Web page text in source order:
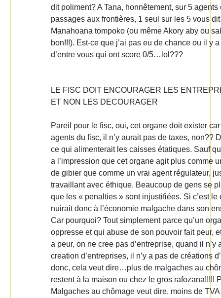
dit poliment? A Tana, honnêtement, sur 5 agents
passages aux frontières, 1 seul sur les 5 vous dit
Manahoana tompoko (ou même Akory aby ou
bon!!!). Est-ce que j’ai pas eu de chance ou il y
d’entre vous qui ont score 0/5…lol???
LE FISC DOIT ENCOURAGER LES
ET NON LES DECOURAGER
Pareil pour le fisc, oui, cet organe doit exister
agents du fisc, il n’y aurait pas de taxes, non??
ce qui alimenterait les caisses étatiques. Sauf
a l’impression que cet organe agit plus comme
de gibier que comme un vrai agent régulateur,
travaillant avec éthique. Beaucoup de gens se
que les « penalties » sont injustifiées. Si c’est le
nuirait donc à l’économie malgache dans son
Car pourquoi? Tout simplement parce qu’un
oppresse et qui abuse de son pouvoir fait peur,
a peur, on ne cree pas d’entreprise, quand il n’y
creation d’entreprises, il n’y a pas de créations
donc, cela veut dire…plus de malgaches au
restent à la maison ou chez le gros rafozana!!!!!
Malgaches au chômage veut dire, moins de TVA